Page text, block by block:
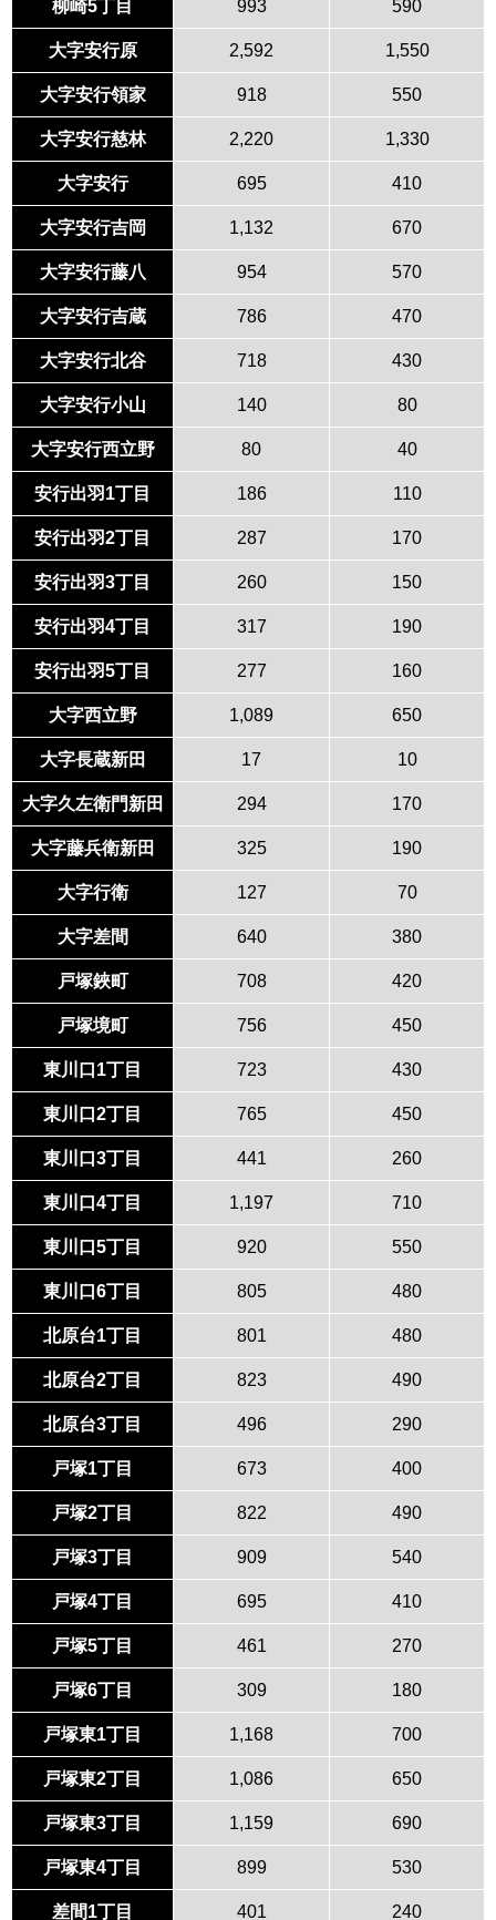
柳崎5丁目 993 590
大字安行原 2,592 1,550
大字安行領家 918 550
大字安行慈林 2,220 1,330
大字安行 695 410
大字安行吉岡 1,132 670
大字安行藤八 954 570
大字安行吉蔵 786 470
大字安行北谷 718 430
大字安行小山 140 80
大字安行西立野 80 40
安行出羽1丁目 186 110
安行出羽2丁目 287 170
安行出羽3丁目 260 150
安行出羽4丁目 317 190
安行出羽5丁目 277 160
大字西立野 1,089 650
大字長蔵新田 17 10
大字久左衛門新田 294 170
大字藤兵衛新田 325 190
大字行衛 127 70
大字差間 640 380
戸塚鋏町 708 420
戸塚境町 756 450
東川口1丁目 723 430
東川口2丁目 765 450
東川口3丁目 441 260
東川口4丁目 1,197 710
東川口5丁目 920 550
東川口6丁目 805 480
北原台1丁目 801 480
北原台2丁目 823 490
北原台3丁目 496 290
戸塚1丁目 673 400
戸塚2丁目 822 490
戸塚3丁目 909 540
戸塚4丁目 695 410
戸塚5丁目 461 270
戸塚6丁目 309 180
戸塚東1丁目 1,168 700
戸塚東2丁目 1,086 650
戸塚東3丁目 1,159 690
戸塚東4丁目 899 530
差間1丁目 401 240